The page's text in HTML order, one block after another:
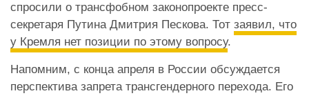
спросили о трансфобном законопроекте пресс-
секретаря Путина Дмитрия Пескова. Тот заявил, что
у Кремля нет позиции по этому вопросу.
Напомним, с конца апреля в России обсуждается
перспектива запрета трансгендерного перехода. Его